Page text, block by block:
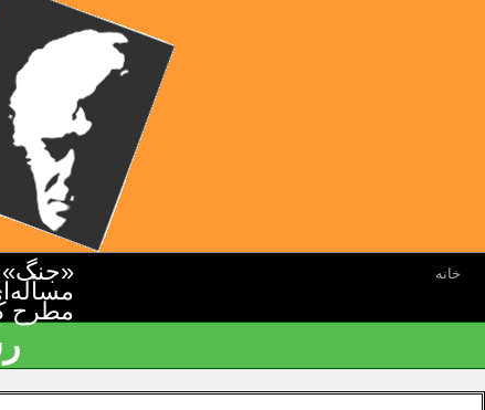
خانه «جنگ»
مطرح